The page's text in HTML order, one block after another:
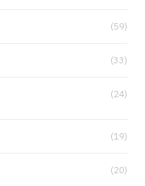
(59)
(33)
(24)
(19)
(20)